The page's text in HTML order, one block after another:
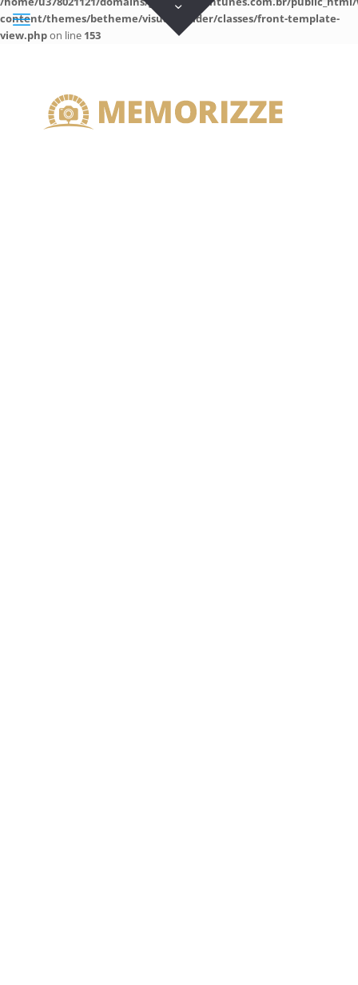
content/themes/betheme/visual-builder/classes/front-template-
view.phpon line 153